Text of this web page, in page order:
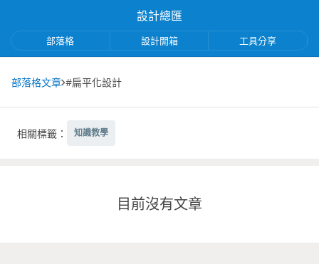
設計總匯
部落格 設計開箱 工具分享
部落格文章 #扁平化設計
相關標籤： 知識教學
目前沒有文章